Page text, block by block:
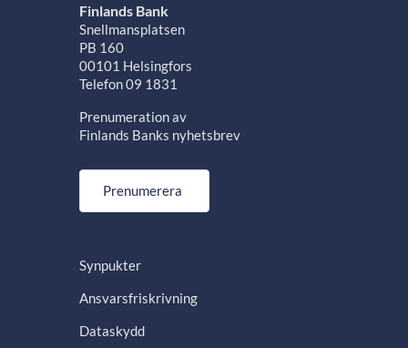
Finlands Bank
Snellmansplatsen
PB 160
00101 Helsingfors
Telefon 09 1831
Prenumeration av
Finlands Banks nyhetsbrev
Prenumerera
Synpukter
Ansvarsfriskrivning
Dataskydd